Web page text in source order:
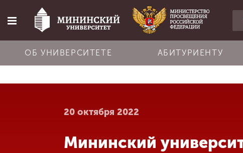
Главная
Об университете
Абитуриенту
ОБ УНИВЕРСИТЕТЕ АБИТУРИЕНТУ
20 октября 2022
Мининский